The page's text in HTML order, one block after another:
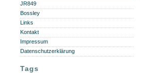
JR849
Bossley
Links
Kontakt
Impressum
Datenschutzerklärung
Tags